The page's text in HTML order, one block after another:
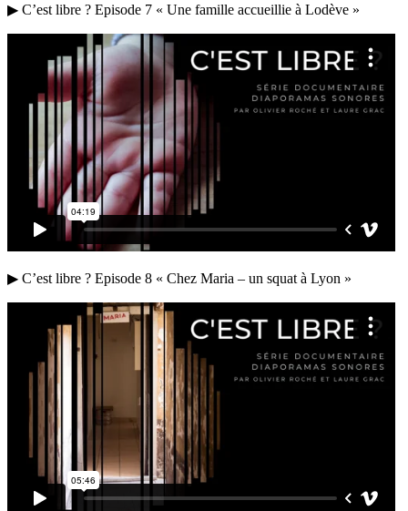
▶ C’est libre ? Episode 7 « Une famille accueillie à Lodève »
▶ C’est libre ? Episode 8 « Chez Maria – un squat à Lyon »